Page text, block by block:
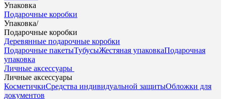
Упаковка
Подарочные коробки
Упаковка/
Подарочные коробки
Деревянные подарочные коробки
Подарочные пакетыТубусыЖестяная упаковкаПодарочная
упаковка
Личные аксессуары
Личные аксессуары
КосметичкиСредства индивидуальной защитыОбложки для
документов